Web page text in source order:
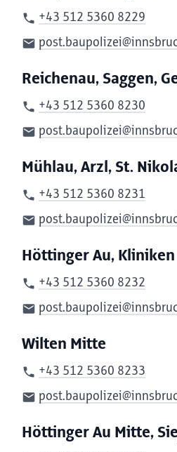
+43 512 5360 8229
Reichenau, Saggen,
+43 512 5360 8230
Mühlau, Arzl, St.
+43 512 5360 8231
Höttinger Au, Kliniken
+43 512 5360 8232
Wilten Mitte
+43 512 5360 8233
Höttinger Au Mitte,